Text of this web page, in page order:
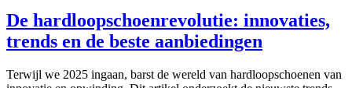
De hardloopschoenrevolutie: innovaties,
trends en de beste aanbiedingen
Terwijl we 2025 ingaan, barst de wereld van hardloopschoenen van